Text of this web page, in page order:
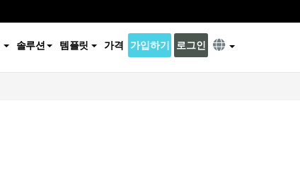
솔루션 템플릿 가격 가입하기 로그인